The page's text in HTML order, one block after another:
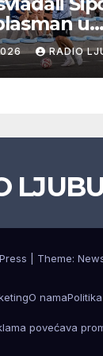
u
GrabRADIO
Theme:
O nama
povećava